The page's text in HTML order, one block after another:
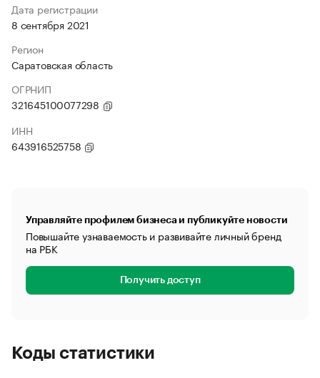
Дата регистрации
8 сентября 2021
Регион
Саратовская область
ОГРНИП
321645100077298
ИНН
643916525758
Управляйте профилем бизнеса и публикуйте новости
Повышайте узнаваемость и развивайте личный бренд
на РБК
Получить доступ
Коды статистики